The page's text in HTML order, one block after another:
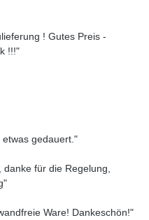
! Gutes Preis -
!!!"
gedauert."
für die Regelung,
Ware! Dankeschön!"